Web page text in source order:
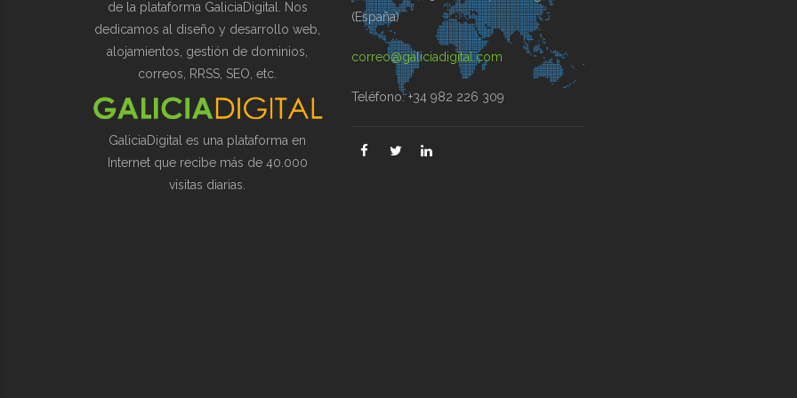
de la plataforma GaliciaDigital. Nos
dedicamos al diseño y desarrollo web,
alojamientos, gestión de dominios,
correos, RRSS, SEO, etc.
GaliciaDigital es una plataforma en
Internet que recibe más de 40.000
visitas diarias.
(España)
correo@galiciadigital.com
Teléfono: +34 982 226 309